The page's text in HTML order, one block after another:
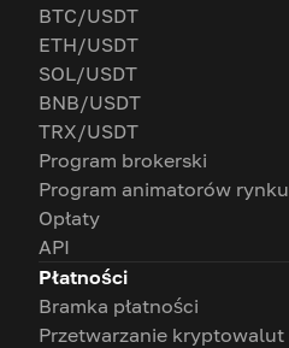
BTC/USDT
ETH/USDT
SOL/USDT
BNB/USDT
TRX/USDT
Program brokerski
Program animatorów rynku
Opłaty
API
Płatności
Bramka płatności
Przetwarzanie kryptowalut